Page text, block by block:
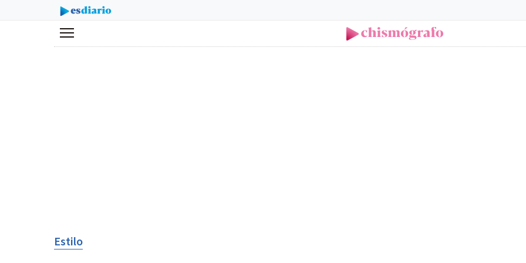
Menú
Estilo